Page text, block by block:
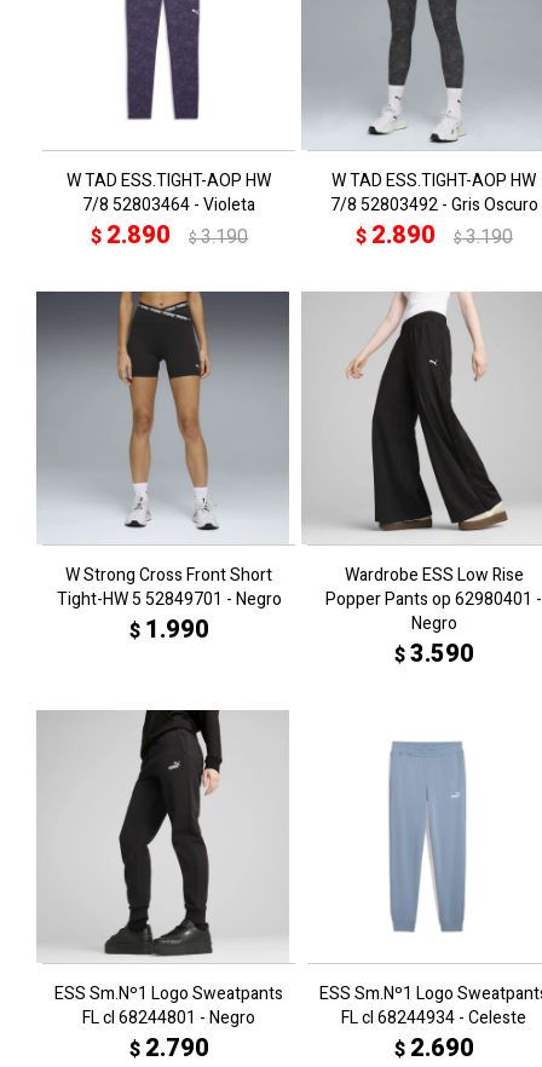
W TAD ESS.TIGHT-AOP HW
7/8 52803464 - Violeta
$ 2.890 $3.190
W TAD ESS.TIGHT-AOP HW
7/8 52803492 - Gris Oscuro
$ 2.890 $3.190
W Strong Cross Front Short
Tight-HW 5 52849701 - Negro
$ 1.990
Wardrobe ESS Low Rise
Popper Pants op 62980401 -
Negro
$3.590
ESS Sm.Nº1 Logo Sweatpants
FL cl 68244801 - Negro
$ 2.790
ESS Sm.Nº1 Logo
FL cl 68244934 - Celeste
$ 2.690